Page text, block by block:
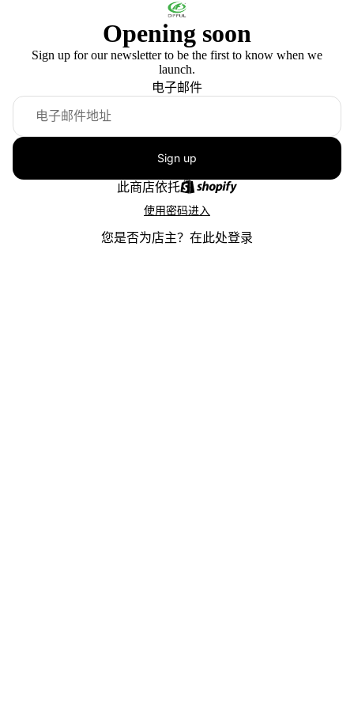
Opening soon
Sign up for our newsletter to be the first to know when we
launch.
电子邮件
Sign up
此商店依托
使用密码进入
您是否为店主？ 在此处登录